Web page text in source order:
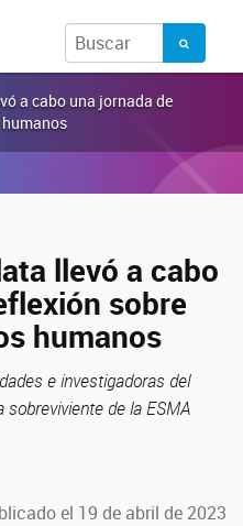
a cabo una jornada de
llevó a cabo
sobre
humanos
e investigadoras del
sobreviviente de la ESMA
el 19 de abril de 2023